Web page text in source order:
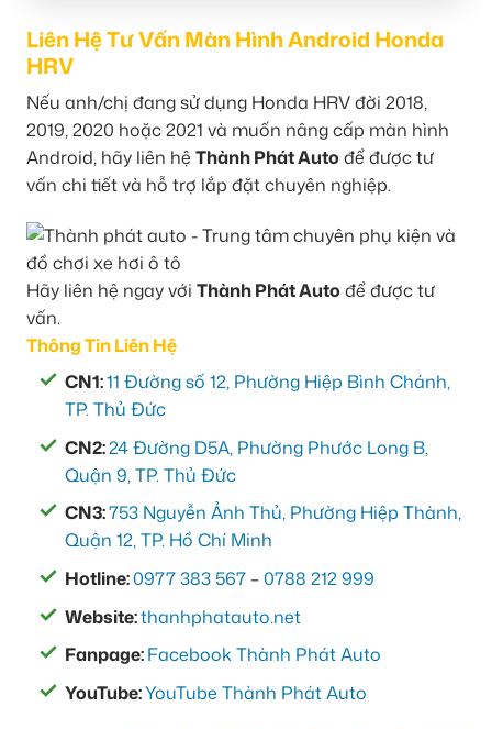
Liên Hệ Tư Vấn Màn Hình Android Honda
HRV
Nếu anh/chị đang sử dụng Honda HRV đời 2018,
2019, 2020 hoặc 2021 và muốn nâng cấp màn hình
Android, hãy liên hệ Thành Phát Auto để được tư
vấn chi tiết và hỗ trợ lắp đặt chuyên nghiệp.
Hãy liên hệ ngay với Thành Phát Auto để được tư
vấn.
Thông Tin Liên Hệ
CN1:11 Đường số 12, Phường Hiệp Bình Chánh,
TP. Thủ Đức
CN2:24 Đường D5A, Phường Phước Long B,
Quận 9, TP. Thủ Đức
CN3:753 Nguyễn Ảnh Thủ, Phường Hiệp Thành,
Quận 12, TP. Hồ Chí Minh
Hotline:0977 383 567 –0788 212 999
Website:thanhphatauto.net
Fanpage:Facebook Thành Phát Auto
YouTube:YouTube Thành Phát Auto